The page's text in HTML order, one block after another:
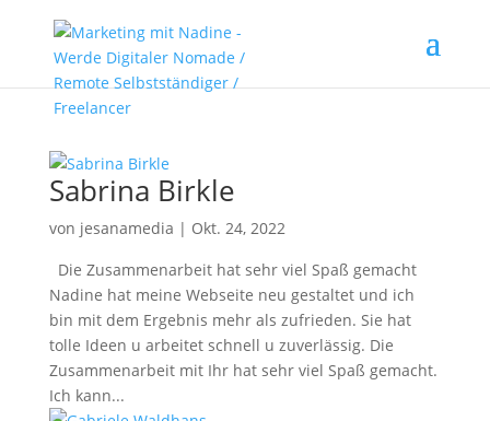
Sabrina Birkle
von jesanamedia | Okt. 24, 2022
Die Zusammenarbeit hat sehr viel Spaß gemacht
Nadine hat meine Webseite neu gestaltet und ich
bin mit dem Ergebnis mehr als zufrieden. Sie hat
tolle Ideen u arbeitet schnell u zuverlässig. Die
Zusammenarbeit mit Ihr hat sehr viel Spaß gemacht.
Ich kann...